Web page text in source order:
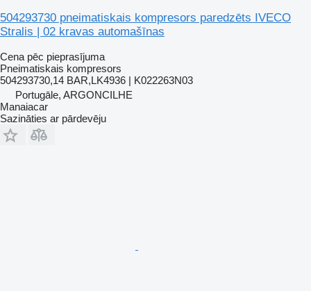
504293730 pneimatiskais kompresors paredzēts IVECO
Stralis | 02 kravas automašīnas
Cena pēc pieprasījuma
Pneimatiskais kompresors
504293730,14 BAR,LK4936 | K022263N03
Portugāle, ARGONCILHE
Manaiacar
Sazināties ar pārdevēju